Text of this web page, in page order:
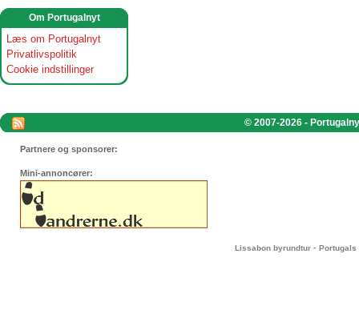
Om Portugalnyt
Læs om Portugalnyt
Privatlivspolitik
Cookie indstillinger
© 2007-2026 -
Partnere og sponsorer:
Mini-annoncører:
Lissabon byrundtur - Portugals